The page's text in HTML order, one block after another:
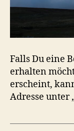
Falls Du eine
erhalten
erscheint,
Adresse unter